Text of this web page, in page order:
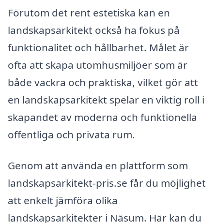
Förutom det rent estetiska kan en
landskapsarkitekt också ha fokus på
funktionalitet och hållbarhet. Målet är
ofta att skapa utomhusmiljöer som är
både vackra och praktiska, vilket gör att
en landskapsarkitekt spelar en viktig roll i
skapandet av moderna och funktionella
offentliga och privata rum.
Genom att använda en plattform som
landskapsarkitekt-pris.se får du möjlighet
att enkelt jämföra olika
landskapsarkitekter i Näsum. Här kan du